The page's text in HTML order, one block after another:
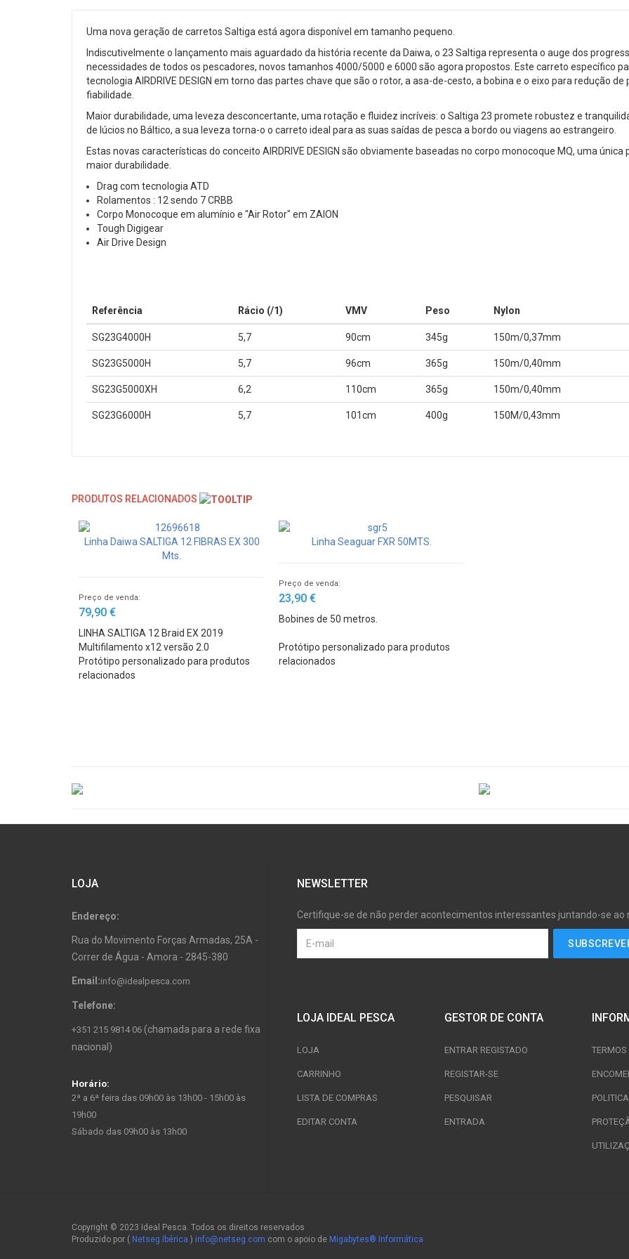
Uma nova geração de carretos Saltiga está agora disponível em tamanho pequeno.
Indiscutivelmente o lançamento mais aguardado da história recente da Daiwa, o 23 Saltiga representa o auge dos
necessidades de todos os pescadores, novos tamanhos 4000/5000 e 6000 são agora propostos. Este carreto específico
tecnologia AIRDRIVE DESIGN em torno das partes chave que são o rotor, a asa-de-cesto, a bobina e o eixo para redução
fiabilidade.
Maior durabilidade, uma leveza desconcertante, uma rotação e fluidez incríveis: o Saltiga 23 promete robustez e
de lúcios no Báltico, a sua leveza torna-o o carreto ideal para as suas saídas de pesca a bordo ou viagens ao estrangeiro.
Estas novas características do conceito AIRDRIVE DESIGN são obviamente baseadas no corpo monocoque MQ, uma
maior durabilidade.
Drag com tecnologia ATD
Rolamentos : 12 sendo 7 CRBB
Corpo Monocoque em alumínio e "Air Rotor" em ZAION
Tough Digigear
Air Drive Design
Referência Rácio (/1) VMV Peso Nylon
SG23G4000H 5,7 90cm 345g 150m/0,37mm
SG23G5000H 5,7 96cm 365g 150m/0,40mm
SG23G5000XH 6,2 110cm 365g 150m/0,40mm
SG23G6000H 5,7 101cm 400g 150M/0,43mm
PRODUTOS RELACIONADOS
Linha Daiwa SALTIGA 12 FIBRAS EX 300
Mts.
Preço de venda:
79,90 €
LINHA SALTIGA 12 Braid EX 2019
Multifilamento x12 versão 2.0
Protótipo personalizado para produtos
relacionados
Linha Seaguar FXR 50MTS.
Preço de venda:
23,90 €
Bobines de 50 metros.
Protótipo personalizado para produtos
relacionados
LOJA
Endereço:
Rua do Movimento Forças Armadas, 25A -
Correr de Água - Amora - 2845-380
Email:info@idealpesca.com
Telefone:
+351 215 9814 06 (chamada para a rede fixa
nacional)
Horário:
2ª a 6ª feira das 09h00 às 13h00 - 15h00 às
19h00
Sábado das 09h00 às 13h00
NEWSLETTER
Certifique-se de não perder acontecimentos interessantes juntando-se ao
LOJA IDEAL PESCA
LOJA
CARRINHO
LISTA DE COMPRAS
EDITAR CONTA
GESTOR DE CONTA
ENTRAR REGISTADO
REGISTAR-SE
PESQUISAR
ENTRADA
TERMOS
Copyright © 2023 Ideal Pesca. Todos os direitos reservados
Produzido por ( Netseg Ibérica ) info@netseg.com com o apoio de Migabytes® Informática